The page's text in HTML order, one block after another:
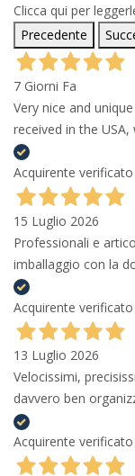
Clicca qui per
Precedente
7 Giorni Fa
Very nice and
received in the
Acquirente verificato
15 Luglio 2026
Professionali e
imballaggio con la
Acquirente verificato
13 Luglio 2026
Velocissimi,
davvero ben
Acquirente verificato